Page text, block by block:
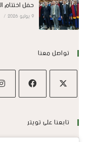
حفل اختتام
9 يوليو 2026 /
تواصل معنا
تابعنا على تويتر